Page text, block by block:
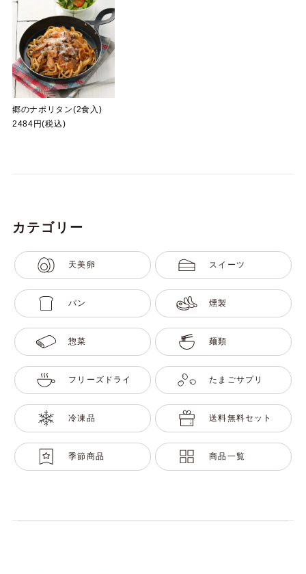
郷のナポリタン(2食入)
2484円(税込)
カテゴリー
天美卵 スイーツ
パン 燻製
惣菜 麺類
フリーズドライ たまごサプリ
冷凍品 送料無料セット
季節商品 商品一覧